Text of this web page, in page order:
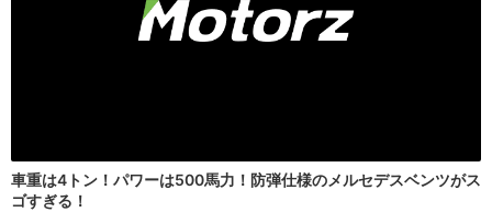
車重は4トン！パワーは500馬力！防弾仕様のメルセデスベンツがス
ゴすぎる！